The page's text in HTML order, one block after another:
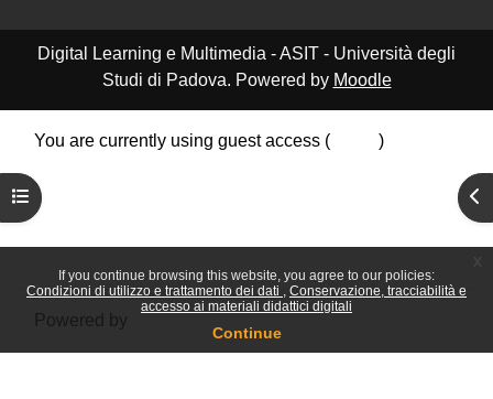
If you continue browsing this website, you agree to our policies:
Condizioni di utilizzo e trattamento dei dati
Conservazione, tracciabilità e
accesso ai materiali didattici digitali
Continue
Open course index
Digital Learning e Multimedia - ASIT - Università degli
Studi di Padova. Powered by Moodle
You are currently using guest access (
)
Policies
Powered by